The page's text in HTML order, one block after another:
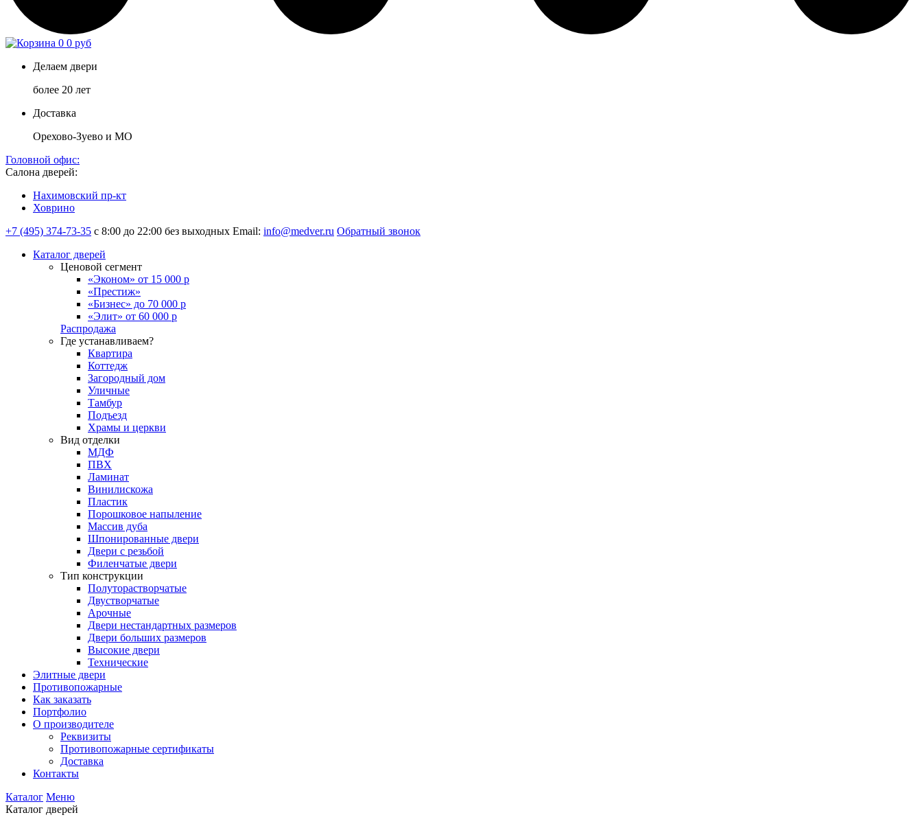
0 0 руб
Делаем двери
более 20 лет
Доставка
Орехово-Зуево и МО
Головной офис:
Салона дверей:
Нахимовский пр-кт
Ховрино
+7 (495) 374-73-35 с 8:00 до 22:00 без выходных Email: info@medver.ru Обратный звонок
Каталог дверей
Ценовой сегмент
«Эконом» от 15 000 р
«Престиж»
«Бизнес» до 70 000 р
«Элит» от 60 000 р
Распродажа
Где устанавливаем?
Квартира
Коттедж
Загородный дом
Уличные
Тамбур
Подъезд
Храмы и церкви
Вид отделки
МДФ
ПВХ
Ламинат
Винилискожа
Пластик
Порошковое напыление
Массив дуба
Шпонированные двери
Двери с резьбой
Филенчатые двери
Тип конструкции
Полуторастворчатые
Двустворчатые
Арочные
Двери нестандартных размеров
Двери больших размеров
Высокие двери
Технические
Элитные двери
Противопожарные
Как заказать
Портфолио
О производителе
Реквизиты
Противопожарные сертификаты
Доставка
Контакты
Каталог Меню
Каталог дверей